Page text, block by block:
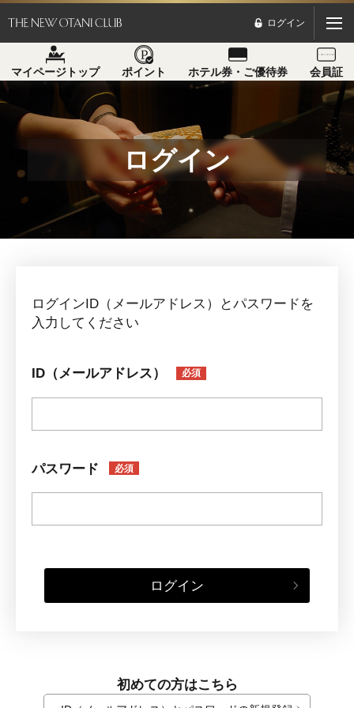
ログイン
マイページトップ ポイント ホテル券・ご優待券 会員証
ログイン
ログインID（メールアドレス）とパスワードを
入力してください
ID（メールアドレス） 必須
パスワード 必須
ログイン
初めての方はこちら